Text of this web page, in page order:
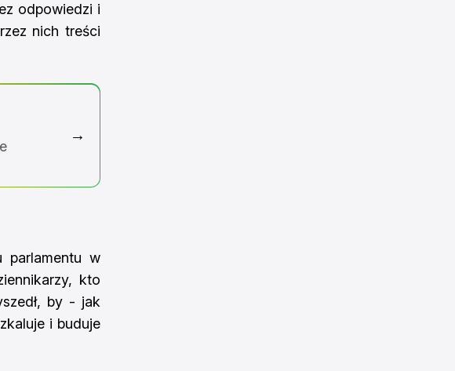
odpowiedzi i
nich treści
→
parlamentu w
kto
by - jak
i buduje